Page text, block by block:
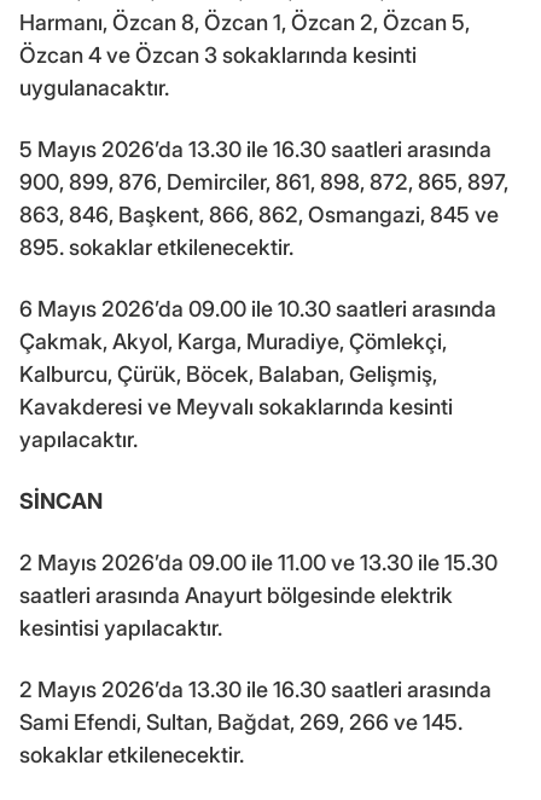
Harmanı, Özcan 8, Özcan 1, Özcan 2, Özcan 5,
Özcan 4 ve Özcan 3 sokaklarında kesinti
uygulanacaktır.
5 Mayıs 2026’da 13.30 ile 16.30 saatleri arasında
900, 899, 876, Demirciler, 861, 898, 872, 865, 897,
863, 846, Başkent, 866, 862, Osmangazi, 845 ve
895. sokaklar etkilenecektir.
6 Mayıs 2026’da 09.00 ile 10.30 saatleri arasında
Çakmak, Akyol, Karga, Muradiye, Çömlekçi,
Kalburcu, Çürük, Böcek, Balaban, Gelişmiş,
Kavakderesi ve Meyvalı sokaklarında kesinti
yapılacaktır.
SİNCAN
2 Mayıs 2026’da 09.00 ile 11.00 ve 13.30 ile 15.30
saatleri arasında Anayurt bölgesinde elektrik
kesintisi yapılacaktır.
2 Mayıs 2026’da 13.30 ile 16.30 saatleri arasında
Sami Efendi, Sultan, Bağdat, 269, 266 ve 145.
sokaklar etkilenecektir.